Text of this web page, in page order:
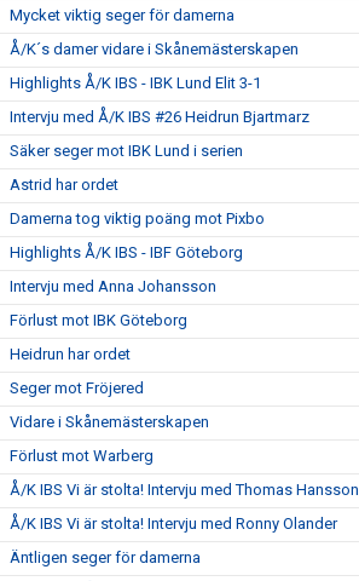
Mycket viktig seger för damerna
Å/K´s damer vidare i Skånemästerskapen
Highlights Å/K IBS - IBK Lund Elit 3-1
Intervju med Å/K IBS #26 Heidrun Bjartmarz
Säker seger mot IBK Lund i serien
Astrid har ordet
Damerna tog viktig poäng mot Pixbo
Highlights Å/K IBS - IBF Göteborg
Intervju med Anna Johansson
Förlust mot IBK Göteborg
Heidrun har ordet
Seger mot Fröjered
Vidare i Skånemästerskapen
Förlust mot Warberg
Å/K IBS Vi är stolta! Intervju med Thomas Hansson
Å/K IBS Vi är stolta! Intervju med Ronny Olander
Äntligen seger för damerna